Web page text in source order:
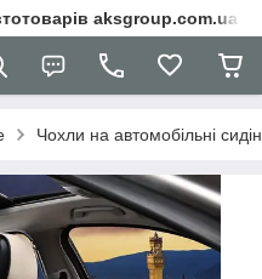
aksgroup.com.ua
Чохли на автомобільні